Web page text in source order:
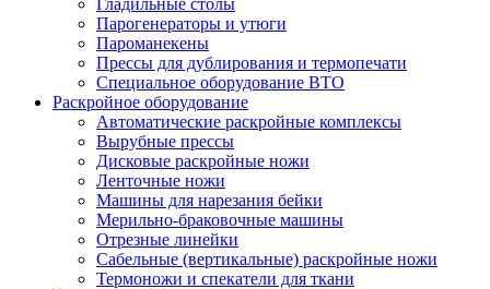
Гладильные столы
Парогенераторы и утюги
Пароманекены
Прессы для дублирования и термопечати
Специальное оборудование ВТО
Раскройное оборудование
Автоматические раскройные комплексы
Вырубные прессы
Дисковые раскройные ножи
Ленточные ножи
Машины для нарезания бейки
Мерильно-браковочные машины
Отрезные линейки
Сабельные (вертикальные) раскройные ножи
Термоножи и спекатели для ткани